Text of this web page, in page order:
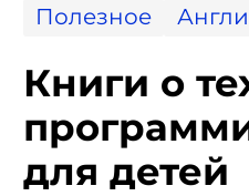
Полезное
Книги о
для детей